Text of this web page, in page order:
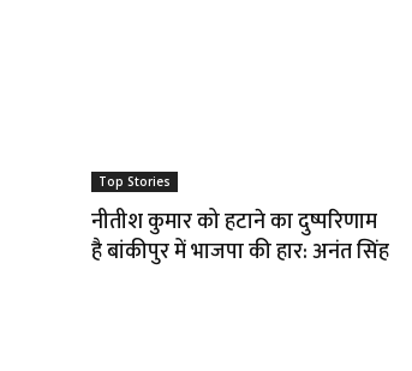
Top Stories
नीतीश कुमार को हटाने का दुष्परिणाम
है बांकीपुर में भाजपा की हार: अनंत सिंह